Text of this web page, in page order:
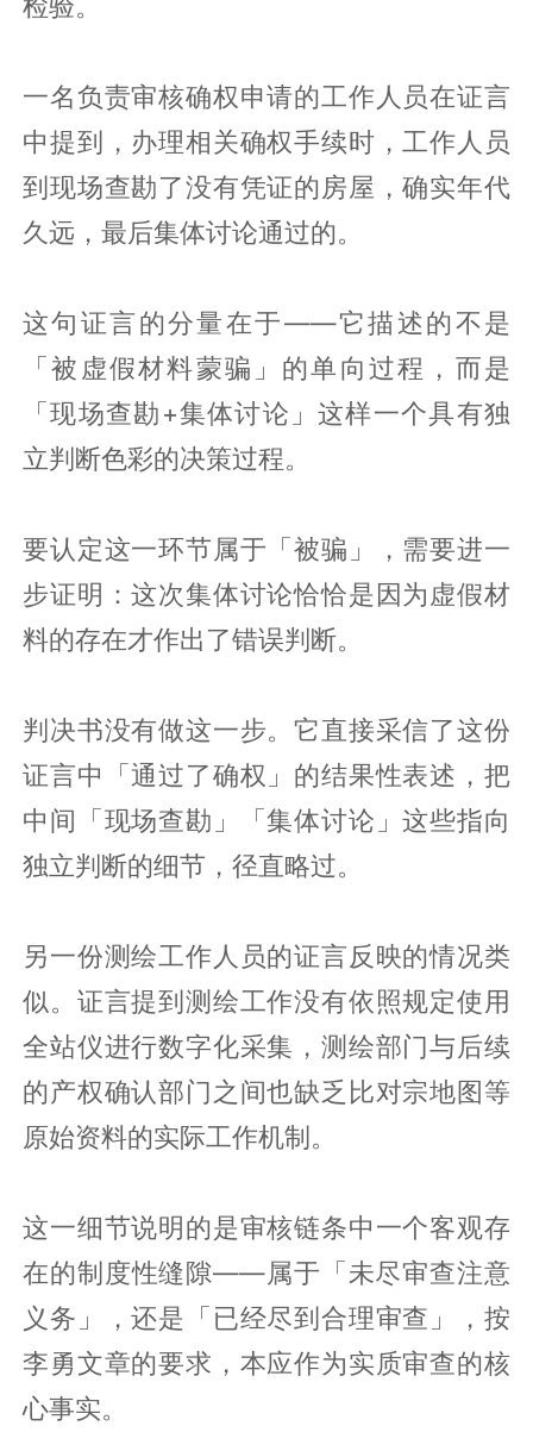
一名负责审核确权申请的工作人员在证言
中提到，办理相关确权手续时，工作人员
到现场查勘了没有凭证的房屋，确实年代
久远，最后集体讨论通过的。
这句证言的分量在于——它描述的不是
「被虚假材料蒙骗」的单向过程，而是
「现场查勘+集体讨论」这样一个具有独
立判断色彩的决策过程。
要认定这一环节属于「被骗」，需要进一
步证明：这次集体讨论恰恰是因为虚假材
料的存在才作出了错误判断。
判决书没有做这一步。它直接采信了这份
证言中「通过了确权」的结果性表述，把
中间「现场查勘」「集体讨论」这些指向
独立判断的细节，径直略过。
另一份测绘工作人员的证言反映的情况类
似。证言提到测绘工作没有依照规定使用
全站仪进行数字化采集，测绘部门与后续
的产权确认部门之间也缺乏比对宗地图等
原始资料的实际工作机制。
这一细节说明的是审核链条中一个客观存
在的制度性缝隙——属于「未尽审查注意
义务」，还是「已经尽到合理审查」，按
李勇文章的要求，本应作为实质审查的核
心事实。